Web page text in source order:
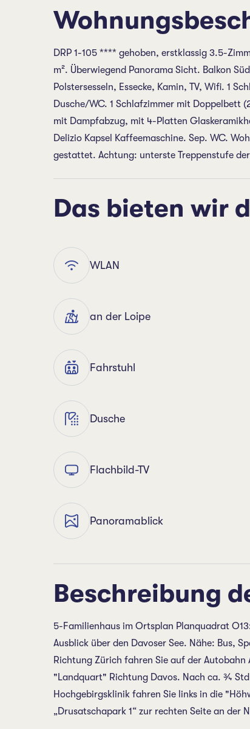
DRP 1-105 **** gehoben, erstklassig 3.5-
m². Überwiegend Panorama Sicht. Balkon
Polstersesseln, Essecke, Kamin, TV, Wifi. 1
Dusche/WC. 1 Schlafzimmer mit Doppelbett
mit Dampfabzug, mit 4-Platten
Delizio Kapsel Kaffeemaschine. Sep. WC.
gestattet. Achtung: unterste Treppenstufe
Das bieten wir
WLAN
an der Loipe
Fahrstuhl
Dusche
Flachbild-TV
Panoramablick
Beschreibung
5-Familienhaus im Ortsplan Planquadrat
Ausblick über den Davoser See. Nähe: Bus,
Richtung Zürich fahren Sie auf der Autobahn
"Landquart" Richtung Davos. Nach ca. ¾
Hochgebirgsklinik fahren Sie links in die
„Drusatschapark 1“ zur rechten Seite an der